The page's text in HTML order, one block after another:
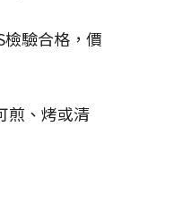
檢驗合格，價
煎、烤或清